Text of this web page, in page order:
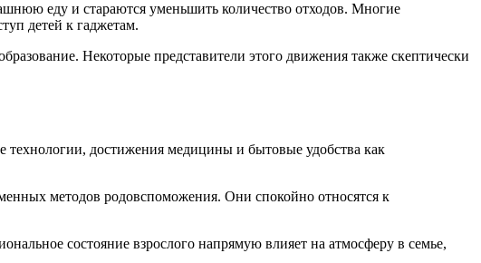
еду и стараются уменьшить количество отходов. Многие
детей к гаджетам.
Некоторые представители этого движения также скептически
достижения медицины и бытовые удобства как
методов родовспоможения. Они спокойно относятся к
состояние взрослого напрямую влияет на атмосферу в семье,